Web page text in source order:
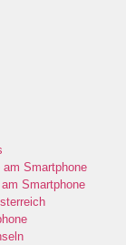
am Smartphone
Smartphone